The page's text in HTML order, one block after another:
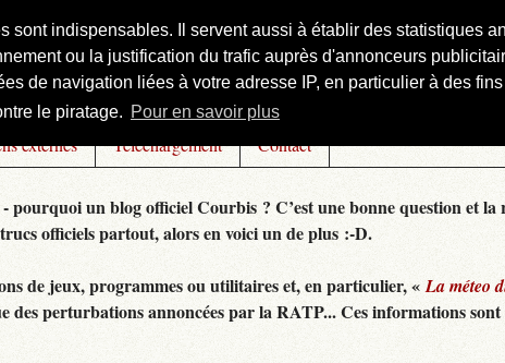
sont indispensables. Il servent aussi à établir des statistiques
ou la justification du trafic auprès d'annonceurs
de navigation liées à votre adresse IP, en particulier à des
le piratage. Pour en savoir plus
externes Téléchargement Contact
un blog officiel Courbis ? C’est une bonne question et la
officiels partout, alors en voici un de plus :-D.
de jeux, programmes ou utilitaires et, en particulier, «La méteo
perturbations annoncées par la RATP... Ces informations sont